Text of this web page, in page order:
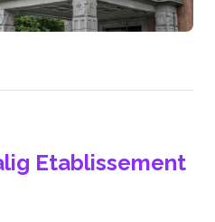
Etablissement